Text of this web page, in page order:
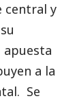
central y
apuesta
a la
Se